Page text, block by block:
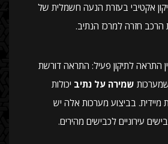
אקטיבי בעזרת הנעה חשמלית של
הרכב חזרה למרכז הנתיב.
התראה לתיקון פעיל: התראה דורשת
שמירה על נתיב יכולות
בביצוע מערכות אלה יש
עירוניים לכבישים מהירים.